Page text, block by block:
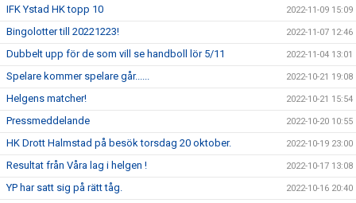
IFK Ystad HK topp 10 2022-11-09 15:09
Bingolotter till 20221223! 2022-11-07 12:46
Dubbelt upp för de som vill se handboll lör 5/11 2022-11-04 13:01
Spelare kommer spelare går...... 2022-10-21 19:08
Helgens matcher! 2022-10-21 15:54
Pressmeddelande 2022-10-20 10:55
HK Drott Halmstad på besök torsdag 20 oktober. 2022-10-19 23:00
Resultat från Våra lag i helgen ! 2022-10-17 13:08
YP har satt sig på rätt tåg. 2022-10-16 20:40